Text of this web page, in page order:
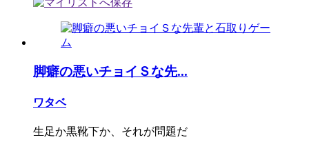
脚癖の悪いチョイＳな先...
ワタベ
生足か黒靴下か、それが問題だ